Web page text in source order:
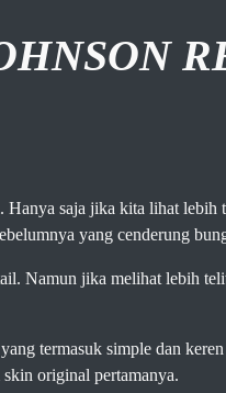
Hanya saja jika kita lihat lebih
yang cenderung
Namun jika melihat lebih
termasuk simple dan
original pertamanya.